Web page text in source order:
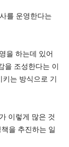
를 운영한다는
을 하는데 있어
을 조성한다는 이
는 방식으로 기
이렇게 많은 것
을 추진하는 일